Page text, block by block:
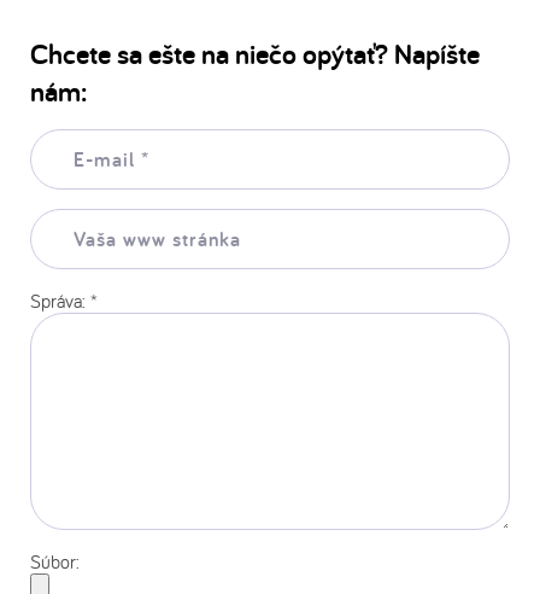
Chcete sa ešte na niečo opýtať? Napíšte
nám:
E-
mail:
Vaša
www
stránka:
Správa: *
Súbor: